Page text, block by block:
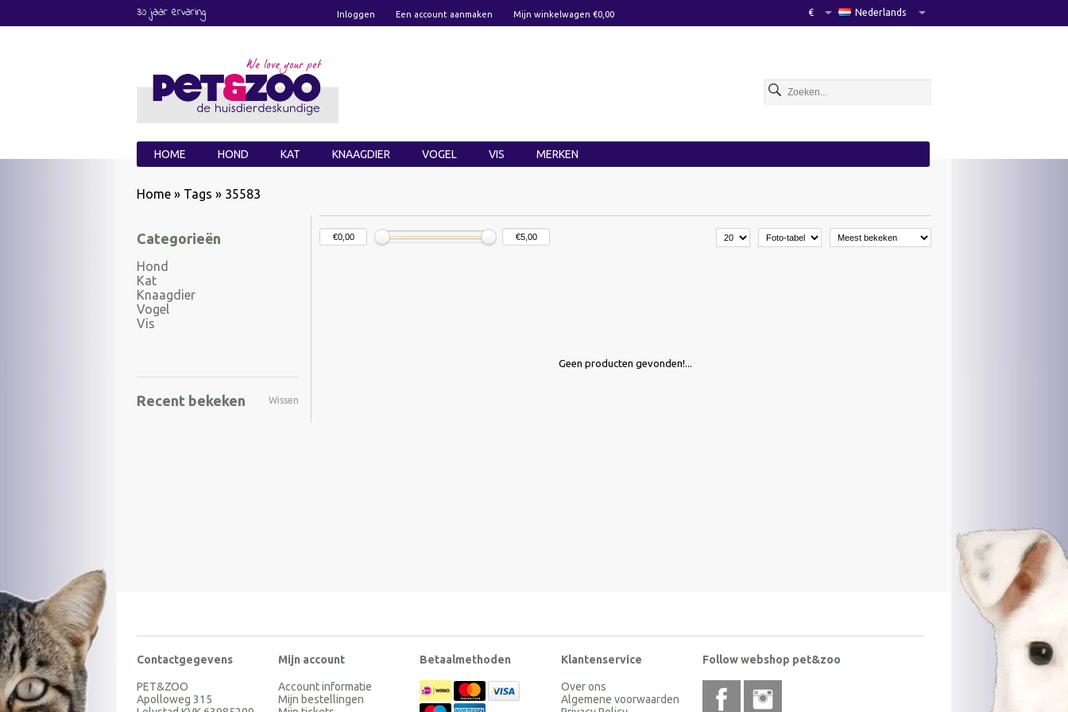
30 jaar ervaring Inloggen Een account aanmaken Mijn winkelwagen €0,00 Nederlands
€
HOME HOND KAT KNAAGDIER VOGEL VIS MERKEN
Home » Tags » 35583
Categorieën
Hond
Kat
Knaagdier
Vogel
Vis
Recent bekeken Wissen
Geen producten gevonden!...
Contactgegevens
PET&ZOO
Apolloweg 315
Mijn account
Account informatie
Mijn bestellingen
Betaalmethoden Klantenservice
Over ons
Algemene voorwaarden
Follow webshop pet&zoo